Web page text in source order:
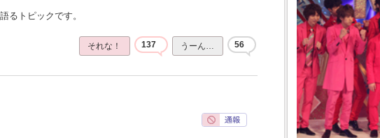
るトピックです。
それな！ 137 うーん… 56